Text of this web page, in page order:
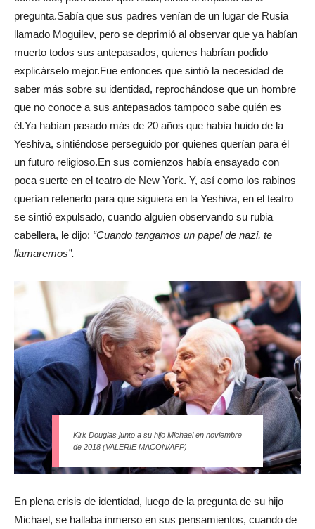
pregunta.Sabía que sus padres venían de un lugar de Rusia
llamado Moguilev, pero se deprimió al observar que ya habían
muerto todos sus antepasados, quienes habrían podido
explicárselo mejor.Fue entonces que sintió la necesidad de
saber más sobre su identidad, reprochándose que un hombre
que no conoce a sus antepasados tampoco sabe quién es
él.Ya habían pasado más de 20 años que había huido de la
Yeshiva, sintiéndose perseguido por quienes querían para él
un futuro religioso.En sus comienzos había ensayado con
poca suerte en el teatro de New York. Y, así como los rabinos
querían retenerlo para que siguiera en la Yeshiva, en el teatro
se sintió expulsado, cuando alguien observando su rubia
cabellera, le dijo: “Cuando tengamos un papel de nazi, te
llamaremos”.
Kirk Douglas junto a su hijo Michael en noviembre
de 2018 (VALERIE MACON/AFP)
En plena crisis de identidad, luego de la pregunta de su hijo
Michael, se hallaba inmerso en sus pensamientos, cuando de